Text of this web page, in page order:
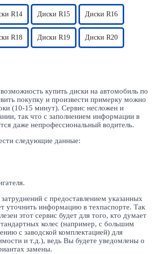
R14 Диски R15 Диски R16
R18 Диски R19 Диски R20
купить диски на автомобиль по
покупку и произвести примерку можно
(10-15 минут). Сервис несложен и
так что с заполнением информации в
даже непрофессиональный водитель.
следующие данные:
с предоставлением указанных
уточнить информацию в техпаспорте. Так
этот сервис будет для того, кто думает
колес (например, с большим
с заводской комплектацией) для
и т.д.), ведь Вы будете уведомлены о
замены.